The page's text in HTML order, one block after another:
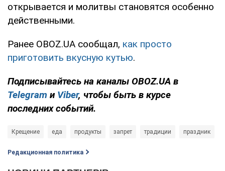
открывается и молитвы становятся особенно
действенными.
Ранее OBOZ.UA сообщал, как просто
приготовить вкусную кутью.
Подписывайтесь на каналы OBOZ.UA в
Telegram и Viber, чтобы быть в курсе
последних событий.
Крещение еда продукты запрет традиции праздник
Редакционная политика